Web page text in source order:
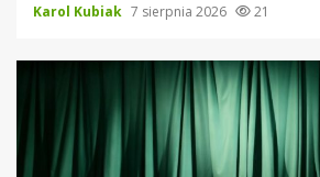
Karol Kubiak 7 sierpnia 2026 21